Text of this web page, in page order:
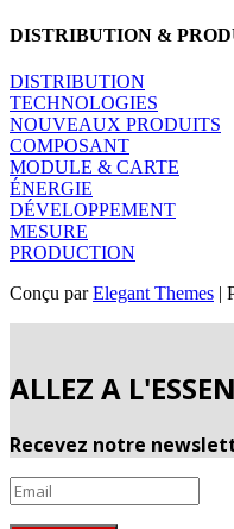
DISTRIBUTION &
DISTRIBUTION
TECHNOLOGIES
NOUVEAUX PRODUITS
COMPOSANT
MODULE & CARTE
ÉNERGIE
DÉVELOPPEMENT
MESURE
PRODUCTION
Conçu parElegant Themes |
ALLEZ A
Recevez notre